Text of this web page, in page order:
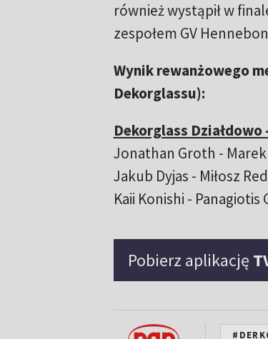
również wystąpił w
zespołem GV
Wynik rewanżowego
Dekorglassu):
Dekorglass
Jonathan Groth - Marek
Jakub Dyjas - Miłosz
Kaii Konishi - Panagiotis
Pobierz aplikację